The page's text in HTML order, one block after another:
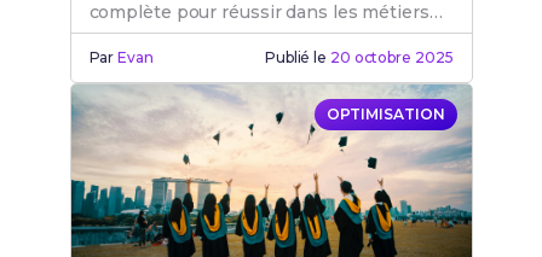
complète pour réussir dans les métiers
de l'internet et du digital. Rejoins le BUT
MMI.
ParEvan Publié le 20 octobre 2025
OPTIMISATION